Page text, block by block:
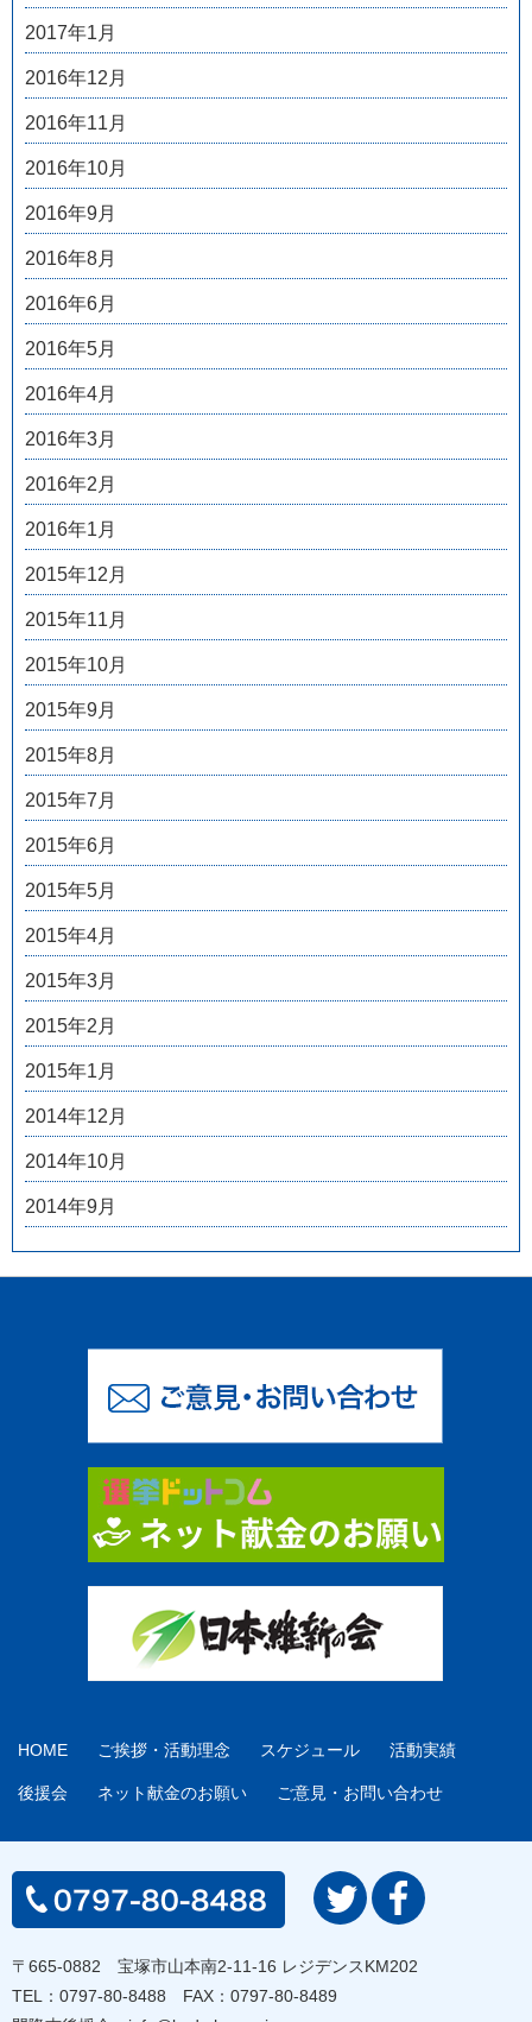
2017年1月
2016年12月
2016年11月
2016年10月
2016年9月
2016年8月
2016年6月
2016年5月
2016年4月
2016年3月
2016年2月
2016年1月
2015年12月
2015年11月
2015年10月
2015年9月
2015年8月
2015年7月
2015年6月
2015年5月
2015年4月
2015年3月
2015年2月
2015年1月
2014年12月
2014年10月
2014年9月
HOME ご挨拶・活動理念 スケジュール 活動実績
後援会 ネット献金のお願い ご意見・お問い合わせ
〒665-0882 宝塚市山本南2-11-16 レジデンスKM202
TEL： 0797-80-8488 FAX：0797-80-8489